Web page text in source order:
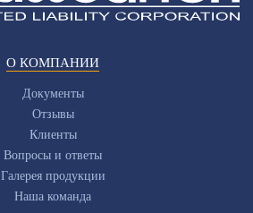
О КОМПАНИИ
Документы
Отзывы
Клиенты
Вопросы и ответы
Галерея продукции
Наша команда